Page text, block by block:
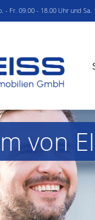
- Fr. 09.00 - 18.00 Uhr und Sa.
von